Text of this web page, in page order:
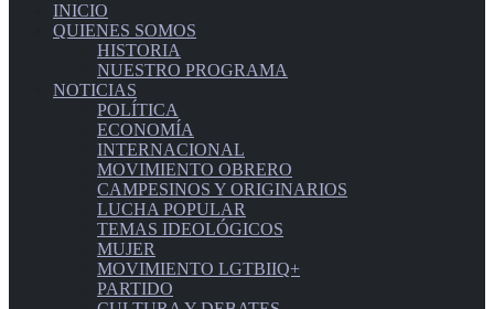
INICIO
QUIENES SOMOS
HISTORIA
NUESTRO PROGRAMA
NOTICIAS
POLÍTICA
ECONOMÍA
INTERNACIONAL
MOVIMIENTO OBRERO
CAMPESINOS Y ORIGINARIOS
LUCHA POPULAR
TEMAS IDEOLÓGICOS
MUJER
MOVIMIENTO LGTBIIQ+
PARTIDO